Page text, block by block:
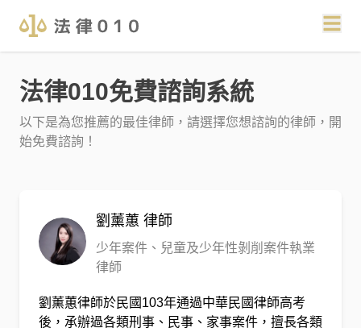
法律010免費諮詢系統
以下是為您推薦的最佳律師，請選擇您想諮詢的律師，開
始免費諮詢！
劉薰蕙 律師
少年案件、兒童及少年性剝削案件執業
律師
劉薰蕙律師於民國103年通過中華民國律師高考
後，承辦過各類刑事、民事、家事案件，擅長各類